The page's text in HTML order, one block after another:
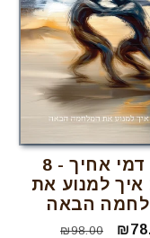
קול דמי אחיך - 8
איך למנוע את
הבאה
מחיר
₪98.00
מחיר